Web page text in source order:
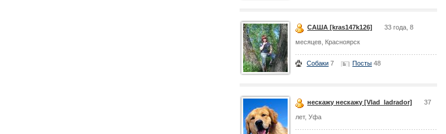
САША [kras147k126] 33 года, 8
месяцев, Красноярск
Собаки 7 Посты 48
нескажу нескажу [Vlad_ladrador] 37
лет, Уфа